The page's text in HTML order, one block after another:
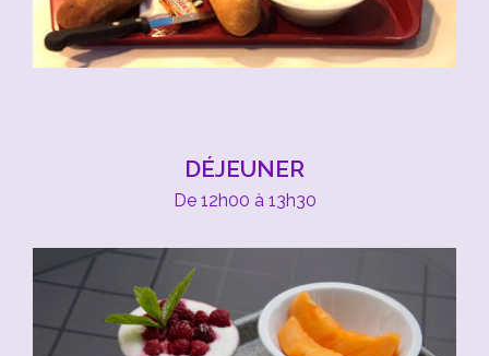
DÉJEUNER
De 12h00 à 13h30